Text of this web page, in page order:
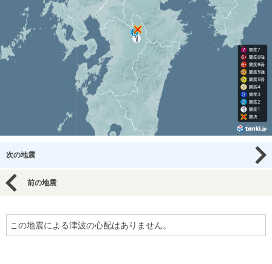
次の地震
前の地震
この地震による津波の心配はありません。